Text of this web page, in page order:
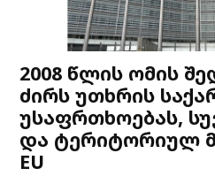
2008 წლის ომის
ძირს უთხრის
უსაფრთხოებას,
და ტერიტორიულ
EU